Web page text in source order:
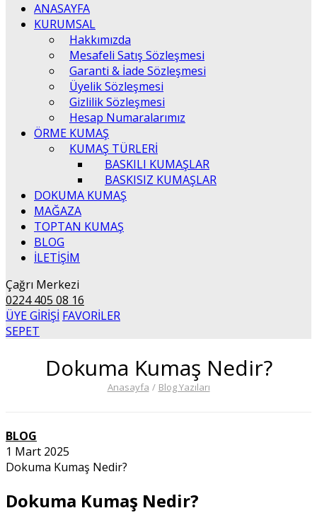
ANASAYFA
KURUMSAL
Hakkımızda
Mesafeli Satış Sözleşmesi
Garanti & İade Sözleşmesi
Üyelik Sözleşmesi
Gizlilik Sözleşmesi
Hesap Numaralarımız
ÖRME KUMAŞ
KUMAŞ TÜRLERİ
BASKILI KUMAŞLAR
BASKISIZ KUMAŞLAR
DOKUMA KUMAŞ
MAĞAZA
TOPTAN KUMAŞ
BLOG
İLETİŞİM
Çağrı Merkezi
0224 405 08 16
ÜYE GİRİŞİ FAVORİLER
SEPET
Dokuma Kumaş Nedir?
Anasayfa / Blog Yazıları
BLOG
1 Mart 2025
Dokuma Kumaş Nedir?
Dokuma Kumaş Nedir?